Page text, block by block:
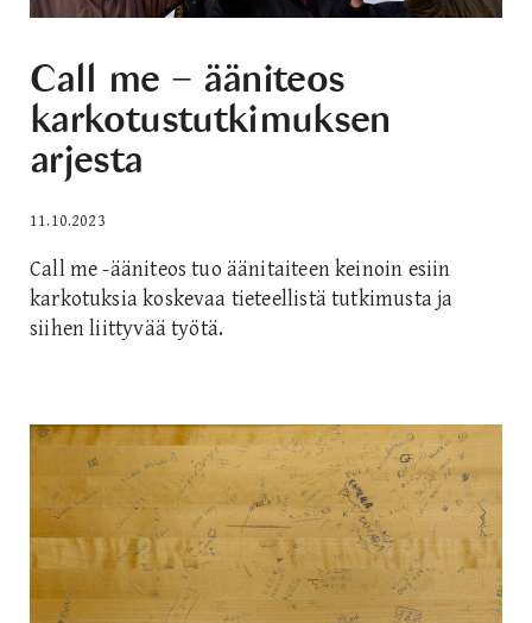
Call me − ääniteos
karkotustutkimuksen
arjesta
11.10.2023
Call me -ääniteos tuo äänitaiteen keinoin esiin
karkotuksia koskevaa tieteellistä tutkimusta ja
siihen liittyvää työtä.